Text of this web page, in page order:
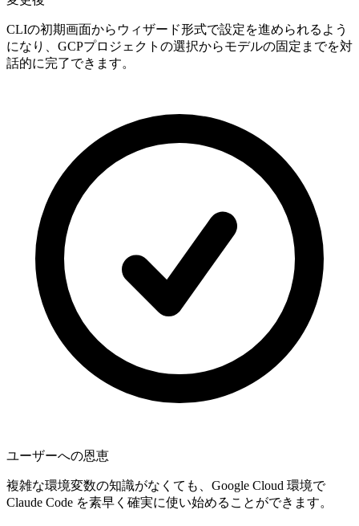
CLIの初期画面からウィザード形式で設定を進められるよう
になり、GCPプロジェクトの選択からモデルの固定までを対
話的に完了できます。
ユーザーへの恩恵
複雑な環境変数の知識がなくても、Google Cloud 環境で
Claude Code を素早く確実に使い始めることができます。